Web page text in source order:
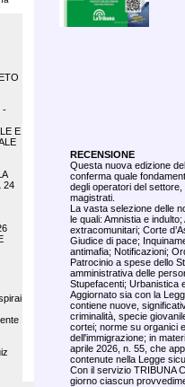
-
E
24
RECENSIONE
Questa nuova edizione
conferma quale
degli operatori del
magistrati.
La vasta selezione delle
le quali: Amnistia e
extracomunitari; Corte
Giudice di pace;
antimafia; Notificazioni;
Patrocinio a spese dello
amministrativa delle
Stupefacenti; Urbanistica
Aggiornato sia con la
contiene nuove,
criminalità, specie
cortei; norme su organici
dell'immigrazione; in
aprile 2026, n. 55, che
contenute nella Legge
Con il servizio TRIBUNA
giorno ciascun